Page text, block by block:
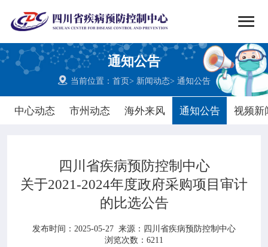

通知公告
 当前位置：首页> 新闻动态>通知公告
中心动态 市州动态 海外来风 通知公告 视频新

网站首页
中心概况 

四川省疾病预防控制中心
关于2021-2024年度政府采购项目审计
的比选公告
发布时间：2025-05-27 来源： 四川省疾病预防控制中心
浏览次数：6211